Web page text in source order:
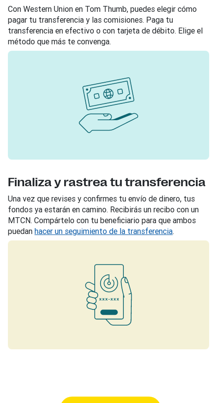
Con Western Union en Tom Thumb, puedes elegir cómo
pagar tu transferencia y las comisiones. Paga tu
transferencia en efectivo o con tarjeta de débito. Elige el
método que más te convenga.
Finaliza y rastrea tu transferencia
Una vez que revises y confirmes tu envío de dinero, tus
fondos ya estarán en camino. Recibirás un recibo con un
MTCN. Compártelo con tu beneficiario para que ambos
puedan hacer un seguimiento de la transferencia.